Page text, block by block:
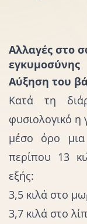
Αλλαγές στο
εγκυμοσύνης
Αύξηση του
Κατά τη
φυσιολογικό η
μέσο όρο μια
περίπου 13
εξής:
3,5 κιλά στο
3,7 κιλά στο